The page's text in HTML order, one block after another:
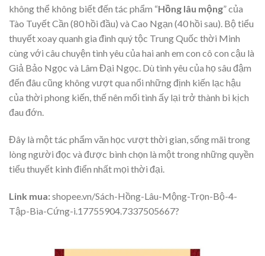
không thể không biết đến tác phẩm “Hồng lâu mộng” của
Tào Tuyết Cần (80 hồi đầu) và Cao Ngạn (40 hồi sau). Bộ tiểu
thuyết xoay quanh gia đình quý tộc Trung Quốc thời Minh
cùng với câu chuyện tình yêu của hai anh em con cô con cậu là
Giả Bảo Ngọc và Lâm Đại Ngọc. Dù tình yêu của họ sâu đậm
đến đâu cũng không vượt qua nổi những định kiến lạc hậu
của thời phong kiến, thế nên mối tình ấy lại trở thành bi kịch
đau đớn.
Đây là một tác phẩm văn học vượt thời gian, sống mãi trong
lòng người đọc và được bình chọn là một trong những quyền
tiểu thuyết kinh điển nhất mọi thời đại.
Link mua:shopee.vn/Sách-Hồng-Lâu-Mộng-Trọn-Bộ-4-
Tập-Bìa-Cứng-i.17755904.7337505667?